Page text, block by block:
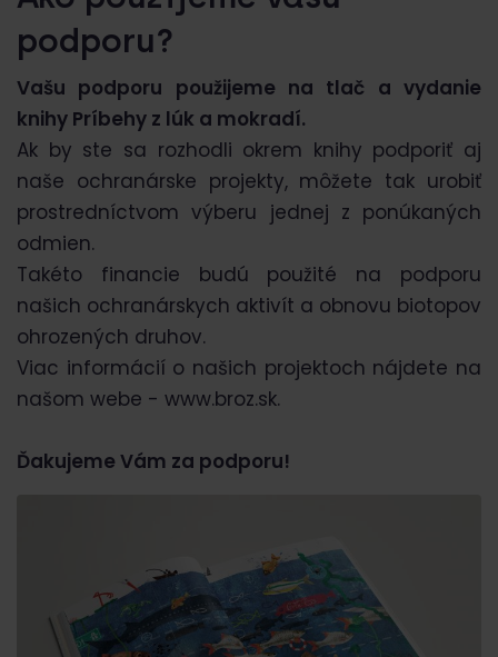
podporu?
Vašu podporu použijeme na tlač a vydanie
knihy Príbehy z lúk a mokradí.
Ak by ste sa rozhodli okrem knihy podporiť aj
naše ochranárske projekty, môžete tak urobiť
prostredníctvom výberu jednej z ponúkaných
odmien.
Takéto financie budú použité na podporu
našich ochranárskych aktivít a obnovu biotopov
ohrozených druhov.
Viac informácií o našich projektoch nájdete na
našom webe - www.broz.sk.
Ďakujeme Vám za podporu!